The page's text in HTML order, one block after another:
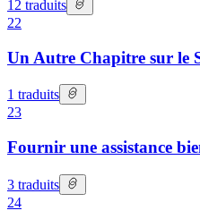
12 traduits
22
Un Autre Chapitre sur le
1 traduits
23
Fournir une assistance
3 traduits
24